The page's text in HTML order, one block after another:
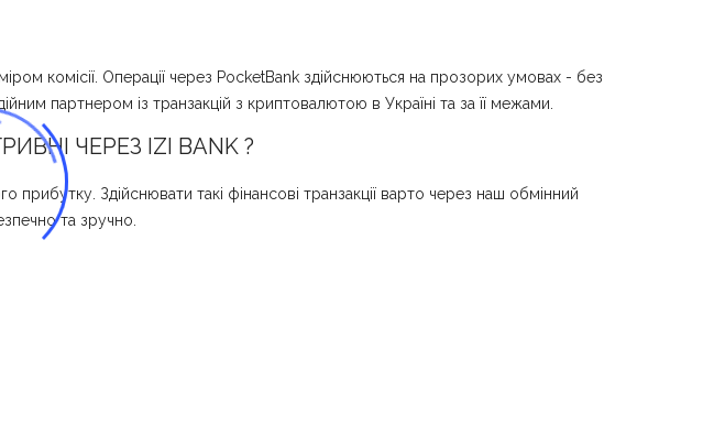
комісії. Операції через PocketBank здійснюються на прозорих умовах - без
партнером із транзакцій з криптовалютою в Україні та за її межами.
ЧЕРЕЗ IZI BANK ?
Здійснювати такі фінансові транзакції варто через наш обмінний
та зручно.